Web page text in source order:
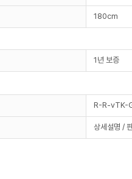
180cm
1년 보증
R-R-vTK-
상세설명 /